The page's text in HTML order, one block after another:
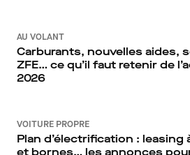
AU VOLANT
Carburants, nouvelles aides,
ZFE… ce qu’il faut retenir de
2026
VOITURE PROPRE
Plan d’électrification : leasing
et bornes… les annonces